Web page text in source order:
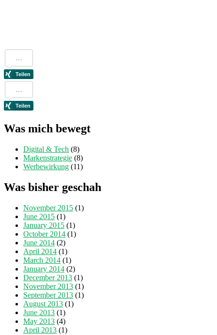
Was mich bewegt
Digital & Tech (8)
Markenstrategie (8)
Werbewirkung (11)
Was bisher geschah
November 2015 (1)
June 2015 (1)
January 2015 (1)
October 2014 (1)
June 2014 (2)
April 2014 (1)
March 2014 (1)
January 2014 (2)
December 2013 (1)
November 2013 (1)
September 2013 (1)
August 2013 (1)
June 2013 (1)
May 2013 (4)
April 2013 (1)